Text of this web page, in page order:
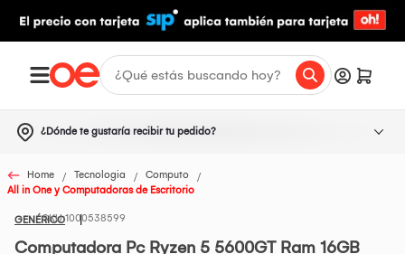
¿Dónde te gustaría recibir tu pedido?
Home Tecnologia
Computo
All in One y Computadoras de Escritorio
GENÉRICO1000538599
Computadora Pc Ryzen 5 5600GT Ram 16GB